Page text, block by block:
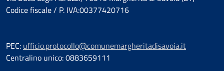
Codice fiscale / P. IVA:00377420716
PEC: ufficio.protocollo@comunemargheritadisavoia.it
Centralino unico: 0883659111